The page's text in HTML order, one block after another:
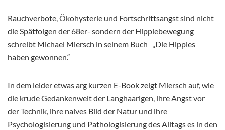
Rauchverbote, Ökohysterie und Fortschrittsangst sind nicht
die Spätfolgen der 68er- sondern der Hippiebewegung
schreibt Michael Miersch in seinem Buch „Die Hippies
haben gewonnen.“
In dem leider etwas arg kurzen E-Book zeigt Miersch auf, wie
die krude Gedankenwelt der Langhaarigen, ihre Angst vor
der Technik, ihre naives Bild der Natur und ihre
Psychologisierung und Pathologisierung des Alltags es in den